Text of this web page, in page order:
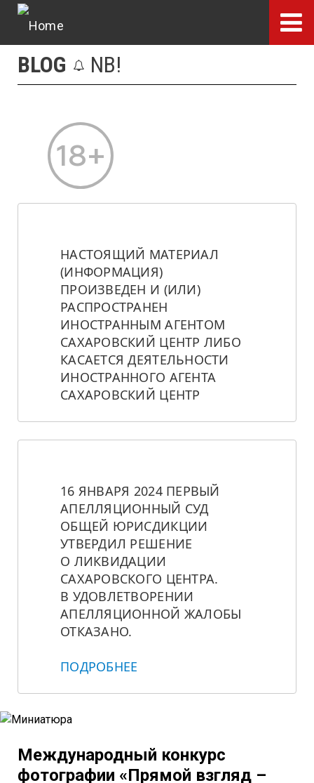
Skip
main
content
BLOG NB!
НАСТОЯЩИЙ МАТЕРИАЛ
(ИНФОРМАЦИЯ)
ПРОИЗВЕДЕН И (ИЛИ)
РАСПРОСТРАНЕН
ИНОСТРАННЫМ АГЕНТОМ
САХАРОВСКИЙ ЦЕНТР ЛИБО
КАСАЕТСЯ ДЕЯТЕЛЬНОСТИ
ИНОСТРАННОГО АГЕНТА
САХАРОВСКИЙ ЦЕНТР
16 ЯНВАРЯ 2024 ПЕРВЫЙ
АПЕЛЛЯЦИОННЫЙ СУД
ОБЩЕЙ ЮРИСДИКЦИИ
УТВЕРДИЛ РЕШЕНИЕ
О ЛИКВИДАЦИИ
САХАРОВСКОГО ЦЕНТРА.
В УДОВЛЕТВОРЕНИИ
АПЕЛЛЯЦИОННОЙ ЖАЛОБЫ
ОТКАЗАНО.
ПОДРОБНЕЕ
Международный конкурс
фотографии «Прямой взгляд –